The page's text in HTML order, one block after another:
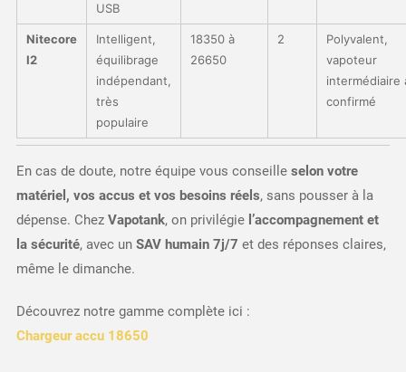
USB
Nitecore
I2
Intelligent,
équilibrage
indépendant,
très
populaire
18350 à
26650
2
Polyvalent,
vapoteur
intermédiaire
confirmé
En cas de doute, notre équipe vous conseille selon votre
matériel, vos accus et vos besoins réels, sans pousser à la
dépense. Chez Vapotank, on privilégie l’accompagnement et
la sécurité, avec un SAV humain 7j/7 et des réponses claires,
même le dimanche.
Découvrez notre gamme complète ici :
Chargeur accu 18650